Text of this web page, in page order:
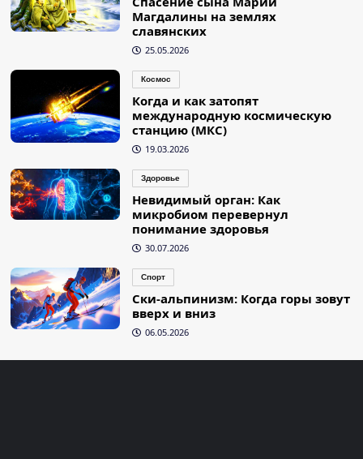
Магдалины на землях
славянских
25.05.2026
Космос
Когда и как затопят
международную космическую
станцию (МКС)
19.03.2026
Здоровье
Невидимый орган: Как
микробиом перевернул
понимание здоровья
30.07.2026
Спорт
Ски-альпинизм: Когда горы зовут
вверх и вниз
06.05.2026